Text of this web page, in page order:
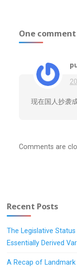
One comment
现在国人抄袭
Comments are
Recent Posts
The Legislative
Essentially Derived
A Recap of